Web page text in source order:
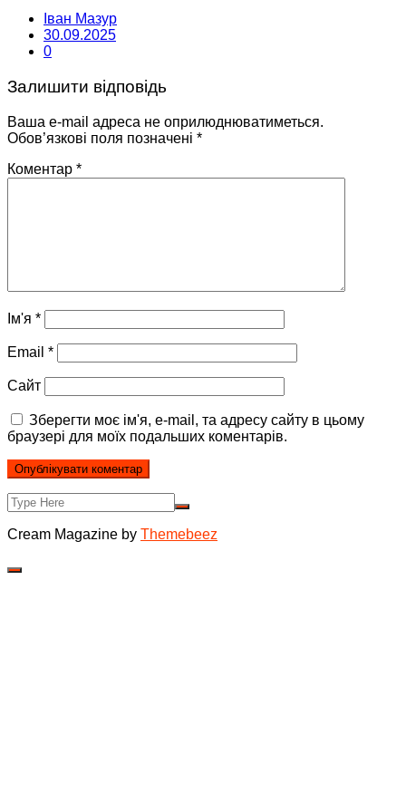
Іван Мазур
30.09.2025
0
Залишити відповідь
Ваша e-mail адреса не оприлюднюватиметься.
Обов’язкові поля позначені *
Коментар *
Ім'я *
Email *
Сайт
Зберегти моє ім'я, e-mail, та адресу сайту в цьому
браузері для моїх подальших коментарів.
Cream Magazine by Themebeez